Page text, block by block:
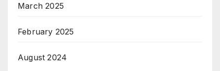
March 2025
February 2025
August 2024